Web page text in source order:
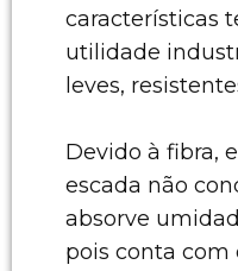
características
utilidade
leves,
Devido à fibra,
escada não
absorve
pois conta com